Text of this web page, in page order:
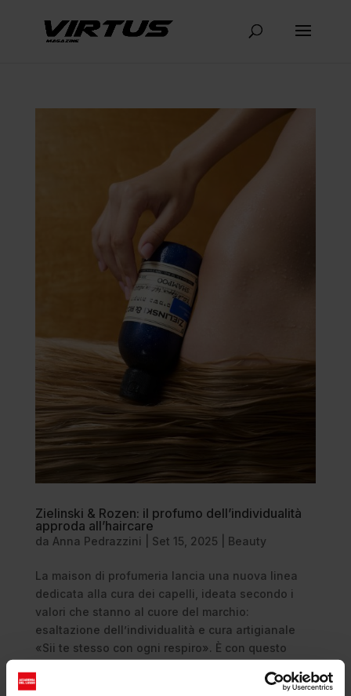
Zielinski & Rozen: il profumo dell’individualità
approda all’haircare
da Anna Pedrazzini Set 15, 2025 Beauty
La maison di profumeria lancia una nuova linea
dedicata alla cura dei capelli, ideata secondo i
valori che stanno al cuore del marchio:
esaltazione dell’individualità e cura artigianale
«Sii te stesso con ogni respiro». È con questo